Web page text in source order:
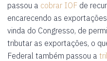
passou a cobrar IOF de
encarecendo as
vinda do Congresso, de
tributar as exportações, o
Federal também passou a